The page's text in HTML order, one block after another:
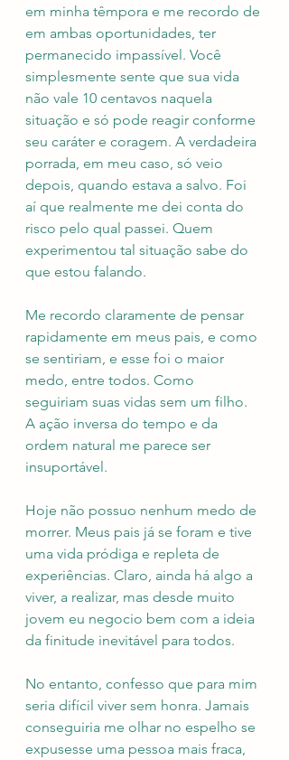
em minha têmpora e me recordo de
em ambas oportunidades, ter
permanecido impassível. Você
simplesmente sente que sua vida
não vale 10 centavos naquela
situação e só pode reagir conforme
seu caráter e coragem. A verdadeira
porrada, em meu caso, só veio
depois, quando estava a salvo. Foi
aí que realmente me dei conta do
risco pelo qual passei. Quem
experimentou tal situação sabe do
que estou falando.
Me recordo claramente de pensar
rapidamente em meus pais, e como
se sentiriam, e esse foi o maior
medo, entre todos. Como
seguiriam suas vidas sem um filho.
A ação inversa do tempo e da
ordem natural me parece ser
insuportável.
Hoje não possuo nenhum medo de
morrer. Meus pais já se foram e tive
uma vida pródiga e repleta de
experiências. Claro, ainda há algo a
viver, a realizar, mas desde muito
jovem eu negocio bem com a ideia
da finitude inevitável para todos.
No entanto, confesso que para mim
seria difícil viver sem honra. Jamais
conseguiria me olhar no espelho se
expusesse uma pessoa mais fraca,